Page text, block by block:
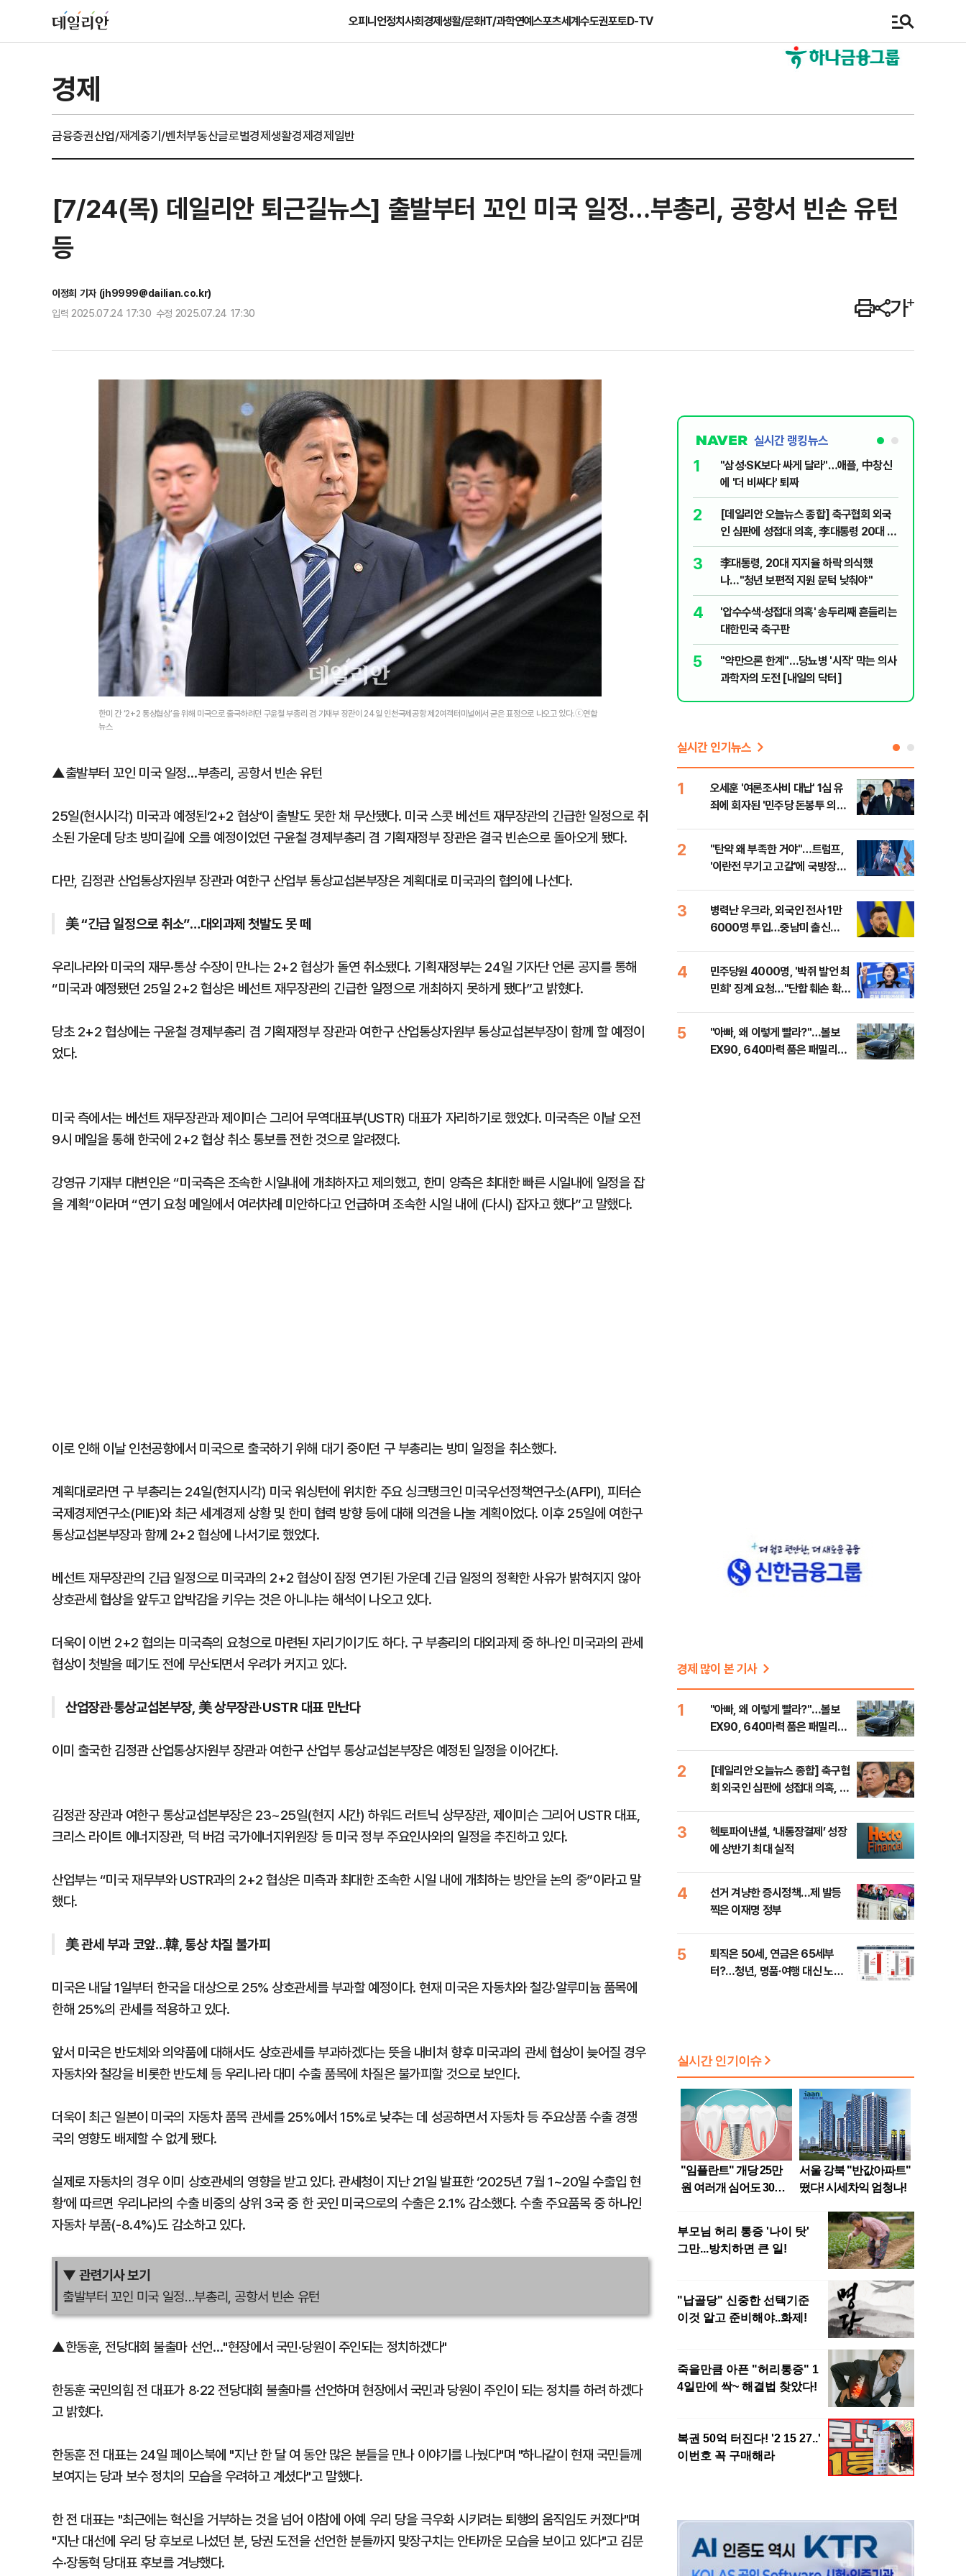
오피니언정치사회경제생활/문화IT/과학연예스포츠세계수도권포토D-TV
경제
금융증권산업/재계중기/벤처부동산글로벌경제생활경제경제일반
[7/24(목) 데일리안 퇴근길뉴스] 출발부터 꼬인 미국 일정…부총리, 공항서 빈손 유턴
등
이정희 기자 (jh9999@dailian.co.kr)
입력 2025.07.24 17:30 수정 2025.07.24 17:30
한미 간 ‘2+2 통상협상’을 위해 미국으로 출국하려던 구윤철 부총리 겸 기재부 장관이 24일 인천국제공항 제2여객터미널에서 굳은 표정으로 나오고 있다.ⓒ연합
뉴스
▲출발부터 꼬인 미국 일정…부총리, 공항서 빈손 유턴
25일(현시시각) 미국과 예정된‘2+2 협상’이 출발도 못한 채 무산됐다. 미국 스콧 베선트 재무장관의 긴급한 일정으로 취
소된 가운데 당초 방미길에 오를 예정이었던 구윤철 경제부총리 겸 기획재정부 장관은 결국 빈손으로 돌아오게 됐다.
다만, 김정관 산업통상자원부 장관과 여한구 산업부 통상교섭본부장은 계획대로 미국과의 협의에 나선다.
美 “긴급 일정으로 취소”…대외과제 첫발도 못 떼
우리나라와 미국의 재무·통상 수장이 만나는 2+2 협상가 돌연 취소됐다. 기획재정부는 24일 기자단 언론 공지를 통해
“미국과 예정됐던 25일 2+2 협상은 베선트 재무장관의 긴급한 일정으로 개최하지 못하게 됐다”고 밝혔다.
당초 2+2 협상에는 구윤철 경제부총리 겸 기획재정부 장관과 여한구 산업통상자원부 통상교섭본부장이 함께 할 예정이
었다.
미국 측에서는 베선트 재무장관과 제이미슨 그리어 무역대표부(USTR) 대표가 자리하기로 했었다. 미국측은 이날 오전
9시 메일을 통해 한국에 2+2 협상 취소 통보를 전한 것으로 알려졌다.
강영규 기재부 대변인은 “미국측은 조속한 시일내에 개최하자고 제의했고, 한미 양측은 최대한 빠른 시일내에 일정을 잡
을 계획”이라며 “연기 요청 메일에서 여러차례 미안하다고 언급하며 조속한 시일 내에 (다시) 잡자고 했다”고 말했다.
이로 인해 이날 인천공항에서 미국으로 출국하기 위해 대기 중이던 구 부총리는 방미 일정을 취소했다.
계획대로라면 구 부총리는 24일(현지시각) 미국 워싱턴에 위치한 주요 싱크탱크인 미국우선정책연구소(AFPI), 피터슨
국제경제연구소(PIIE)와 최근 세계경제 상황 및 한미 협력 방향 등에 대해 의견을 나눌 계획이었다. 이후 25일에 여한구
통상교섭본부장과 함께 2+2 협상에 나서기로 했었다.
베선트 재무장관의 긴급 일정으로 미국과의 2+2 협상이 잠정 연기된 가운데 긴급 일정의 정확한 사유가 밝혀지지 않아
상호관세 협상을 앞두고 압박감을 키우는 것은 아니냐는 해석이 나오고 있다.
더욱이 이번 2+2 협의는 미국측의 요청으로 마련된 자리기이기도 하다. 구 부총리의 대외과제 중 하나인 미국과의 관세
협상이 첫발을 떼기도 전에 무산되면서 우려가 커지고 있다.
산업장관·통상교섭본부장, 美 상무장관·USTR 대표 만난다
이미 출국한 김정관 산업통상자원부 장관과 여한구 산업부 통상교섭본부장은 예정된 일정을 이어간다.
김정관 장관과 여한구 통상교섭본부장은 23~25일(현지 시간) 하워드 러트닉 상무장관, 제이미슨 그리어 USTR 대표,
크리스 라이트 에너지장관, 덕 버검 국가에너지위원장 등 미국 정부 주요인사와의 일정을 추진하고 있다.
산업부는 “미국 재무부와 USTR과의 2+2 협상은 미측과 최대한 조속한 시일 내에 개최하는 방안을 논의 중”이라고 말
했다.
美 관세 부과 코앞…韓, 통상 차질 불가피
미국은 내달 1일부터 한국을 대상으로 25% 상호관세를 부과할 예정이다. 현재 미국은 자동차와 철강·알루미늄 품목에
한해 25%의 관세를 적용하고 있다.
앞서 미국은 반도체와 의약품에 대해서도 상호관세를 부과하겠다는 뜻을 내비쳐 향후 미국과의 관세 협상이 늦어질 경우
자동차와 철강을 비롯한 반도체 등 우리나라 대미 수출 품목에 차질은 불가피할 것으로 보인다.
더욱이 최근 일본이 미국의 자동차 품목 관세를 25%에서 15%로 낮추는 데 성공하면서 자동차 등 주요상품 수출 경쟁
국의 영향도 배제할 수 없게 됐다.
실제로 자동차의 경우 이미 상호관세의 영향을 받고 있다. 관세청이 지난 21일 발표한 ‘2025년 7월 1~20일 수출입 현
황’에 따르면 우리나라의 수출 비중의 상위 3국 중 한 곳인 미국으로의 수출은 2.1% 감소했다. 수출 주요품목 중 하나인
자동차 부품(-8.4%)도 감소하고 있다.
▼ 관련기사 보기
출발부터 꼬인 미국 일정…부총리, 공항서 빈손 유턴
▲한동훈, 전당대회 불출마 선언…"현장에서 국민·당원이 주인되는 정치하겠다"
한동훈 국민의힘 전 대표가 8·22 전당대회 불출마를 선언하며 현장에서 국민과 당원이 주인이 되는 정치를 하려 하겠다
고 밝혔다.
한동훈 전 대표는 24일 페이스북에 "지난 한 달 여 동안 많은 분들을 만나 이야기를 나눴다"며 "하나같이 현재 국민들께
보여지는 당과 보수 정치의 모습을 우려하고 계셨다"고 말했다.
한 전 대표는 "최근에는 혁신을 거부하는 것을 넘어 이참에 아예 우리 당을 극우화 시키려는 퇴행의 움직임도 커졌다"며
"지난 대선에 우리 당 후보로 나섰던 분, 당권 도전을 선언한 분들까지 맞장구치는 안타까운 모습을 보이고 있다"고 김문
수·장동혁 당대표 후보를 겨냥했다.
실시간 랭킹뉴스
1
"삼성·SK보다 싸게 달라"…애플, 中창신
에 '더 비싸다' 퇴짜
2
[데일리안 오늘뉴스 종합] 축구협회 외국
인 심판에 성접대 의혹, 李대통령 20대 지
지율 하락 의식했나, 삼전닉스 올인은 금
물, SK하이닉스 프리마켓 시초가 논란 재
점화, 김민석 "과반 승리 가능성 99%" 등
3
李대통령, 20대 지지율 하락 의식했
나…"청년 보편적 지원 문턱 낮춰야"
4
'압수수색·성접대 의혹' 송두리째 흔들리는
대한민국 축구판
5
"약만으론 한계"…당뇨병 '시작' 막는 의사
과학자의 도전 [내일의 닥터]
실시간 인기뉴스
1
오세훈 '여론조사비 대납' 1심 유
죄에 회자된 '민주당 돈봉투 의
2
"탄약 왜 부족한 거야"…트럼프,
'이란전 무기고 고갈'에 국방장관
3
병력난 우크라, 외국인 전사 1만
6000명 투입…중남미 출신
4
민주당원 4000명, '박쥐 발언 최
민희' 징계 요청…"단합 훼손 확인
5
"아빠, 왜 이렇게 빨라?"…볼보
EX90, 640마력 품은 패밀리카
경제 많이 본 기사
1
"아빠, 왜 이렇게 빨라?"…볼보
EX90, 640마력 품은 패밀리카
2
[데일리안 오늘뉴스 종합] 축구협
회 외국인 심판에 성접대 의혹, 李
이닉스 프리마켓 시초가 논란 재
점화, 김민석 "과반 승리 가능성
99%" 등
3
헥토파이낸셜, ‘내통장결제’ 성장
에 상반기 최대 실적
4
선거 겨냥한 증시정책…제 발등
찍은 이재명 정부
5
퇴직은 50세, 연금은 65세부
터?…청년, 명품·여행 대신 노후